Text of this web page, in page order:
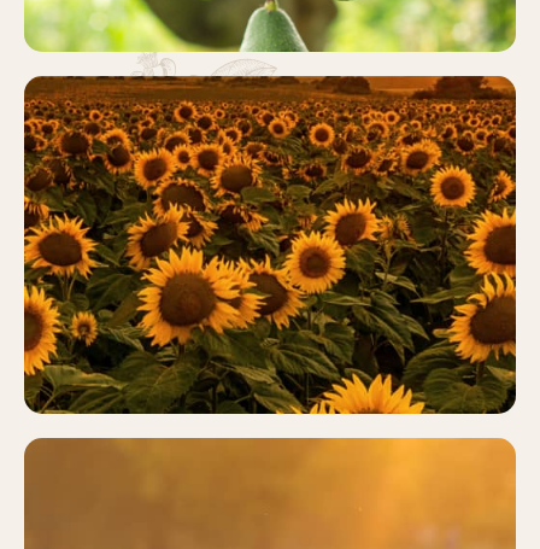
GIRASOL
Más información